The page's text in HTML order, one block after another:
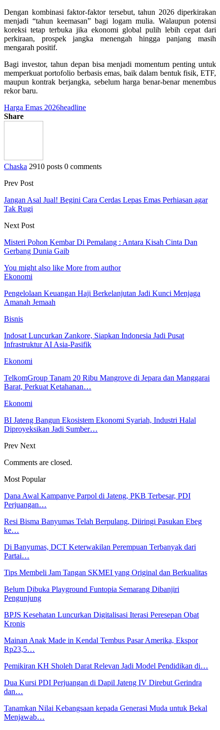
Dengan kombinasi faktor-faktor tersebut, tahun 2026 diperkirakan
menjadi “tahun keemasan” bagi logam mulia. Walaupun potensi
koreksi tetap terbuka jika ekonomi global pulih lebih cepat dari
perkiraan, prospek jangka menengah hingga panjang masih
mengarah positif.
Bagi investor, tahun depan bisa menjadi momentum penting untuk
memperkuat portofolio berbasis emas, baik dalam bentuk fisik, ETF,
maupun kontrak berjangka, sebelum harga benar-benar menembus
rekor baru.
Harga Emas 2026headline
Share
Chaska 2910 posts 0 comments
Prev Post
Jangan Asal Jual! Begini Cara Cerdas Lepas Emas Perhiasan agar
Tak Rugi
Next Post
Misteri Pohon Kembar Di Pemalang : Antara Kisah Cinta Dan
Gerbang Dunia Gaib
You might also like More from author
Ekonomi
Pengelolaan Keuangan Haji Berkelanjutan Jadi Kunci Menjaga
Amanah Jemaah
Bisnis
Indosat Luncurkan Zankore, Siapkan Indonesia Jadi Pusat
Infrastruktur AI Asia-Pasifik
Ekonomi
TelkomGroup Tanam 20 Ribu Mangrove di Jepara dan Manggarai
Barat, Perkuat Ketahanan…
Ekonomi
BI Jateng Bangun Ekosistem Ekonomi Syariah, Industri Halal
Diproyeksikan Jadi Sumber…
Prev Next
Comments are closed.
Most Popular
Dana Awal Kampanye Parpol di Jateng, PKB Terbesar, PDI
Perjuangan…
Resi Bisma Banyumas Telah Berpulang, Diiringi Pasukan Ebeg
ke…
Di Banyumas, DCT Keterwakilan Perempuan Terbanyak dari
Partai…
Tips Membeli Jam Tangan SKMEI yang Original dan Berkualitas
Belum Dibuka Playground Funtopia Semarang Dibanjiri
Pengunjung
BPJS Kesehatan Luncurkan Digitalisasi Iterasi Peresepan Obat
Kronis
Mainan Anak Made in Kendal Tembus Pasar Amerika, Ekspor
Rp23,5…
Pemikiran KH Sholeh Darat Relevan Jadi Model Pendidikan di…
Dua Kursi PDI Perjuangan di Dapil Jateng IV Direbut Gerindra
dan…
Tanamkan Nilai Kebangsaan kepada Generasi Muda untuk Bekal
Menjawab…